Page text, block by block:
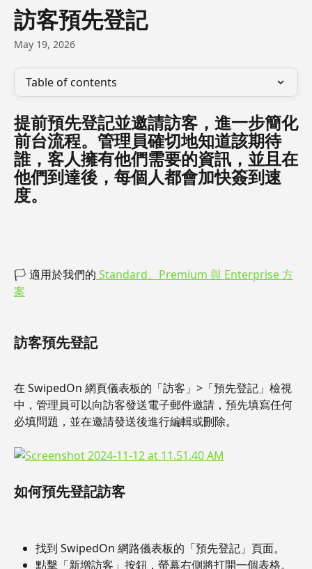
Skip to main content
訪客預先登記
May 19, 2026
Table of contents
提前預先登記並邀請訪客，進一步簡化
前台流程。管理員確切地知道該期待
誰，客人擁有他們需要的資訊，並且在
他們到達後，每個人都會加快簽到速
度。
🏳 適用於我們的 Standard、Premium 與 Enterprise 方
案
訪客預先登記
在 SwipedOn 網頁儀表板的「訪客」>「預先登記」檢視
中，管理員可以向訪客發送電子郵件邀請，預先填寫任何
必填問題，並在邀請發送後進行編輯或刪除。
如何預先登記訪客
找到 SwipedOn 網路儀表板的「預先登記」頁面。
點擊「新增訪客」按鈕，螢幕右側將打開一個表格。